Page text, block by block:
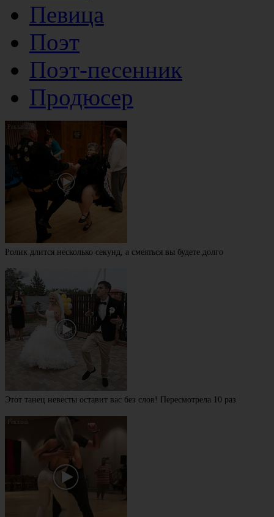
Певица
Поэт
Поэт-песенник
Продюсер
Ролик длится несколько секунд, а смеяться вы будете долго
Этот танец невесты оставит вас без слов! Пересмотрела 10 раз